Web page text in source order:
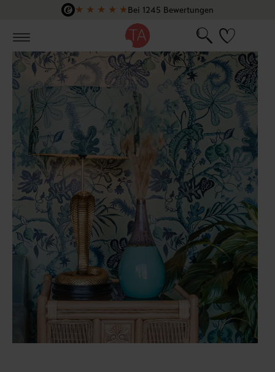
Zum Hauptinhalt springen
★ ★ ★ ★ ★Bei 1245 Bewertungen